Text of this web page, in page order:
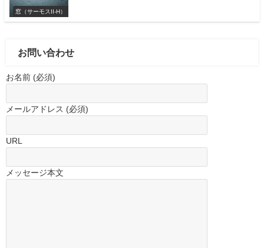
窓（サーモスII-H）
お問い合わせ
お名前 (必須)
メールアドレス (必須)
URL
メッセージ本文